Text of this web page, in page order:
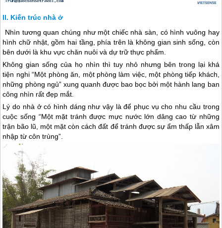
Kiến trúc nhà ở
Nhìn tương quan chúng như một chiếc nhà sàn, có hình vuông hay
hình chữ nhật, gồm hai tầng, phía trên là không gian sinh sống, còn
bên dưới là khu vực chăn nuôi và dự trữ thực phẩm.
Không gian sống của họ nhìn thì tuy nhỏ nhưng bên trong lại khá
tiện nghi “Một phòng ăn, một phòng làm việc, một phòng tiếp khách,
những phòng ngủ” xung quanh được bao bọc bởi một hành lang ban
công nhìn rất đẹp mắt.
Lý do nhà ở có hình dáng như vậy là để phục vụ cho nhu cầu trong
cuộc sống “Một mặt tránh được mực nước lớn dâng cao từ những
trận bão lũ, một mặt còn cách đất để tránh được sự ẩm thấp lẫn xâm
nhập từ côn trùng”.